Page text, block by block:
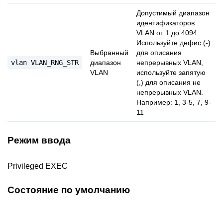
vlan VLAN_RNG_STR
Выбранный
диапазон
VLAN
Допустимый диапазон
идентификаторов
VLAN от 1 до 4094.
Используйте дефис (-)
для описания
непрерывных VLAN,
используйте запятую
(,) для описания не
непрерывных VLAN.
Например: 1, 3-5, 7, 9-
11
Режим ввода
Privileged EXEC
Состояние по умолчанию